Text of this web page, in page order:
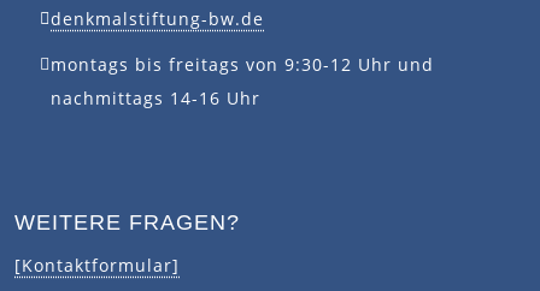
denkmalstiftung-bw.de
montags bis freitags von 9:30-12 Uhr und
nachmittags 14-16 Uhr
WEITERE FRAGEN?
[Kontaktformular]